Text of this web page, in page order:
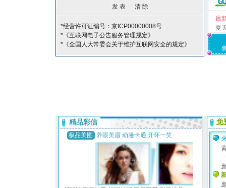
*经营许可证编号：京ICP00000008号
*《互联网电子公告服务管理规定》
*《全国人大常委会关于维护互联网安全的规定》
最
夏